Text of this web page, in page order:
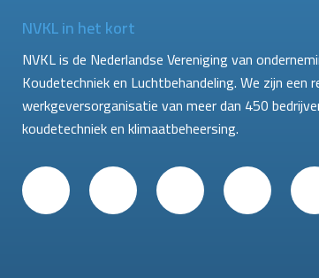
NVKL in het kort
NVKL is de Nederlandse Vereniging van
Koudetechniek en Luchtbehandeling. We zijn
werkgeversorganisatie van meer dan 450
koudetechniek en klimaatbeheersing.